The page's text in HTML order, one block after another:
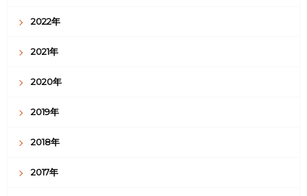
2022年
2021年
2020年
2019年
2018年
2017年